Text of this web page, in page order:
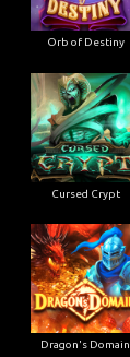
Orb of Destiny
Cursed Crypt
Dragon's Domain